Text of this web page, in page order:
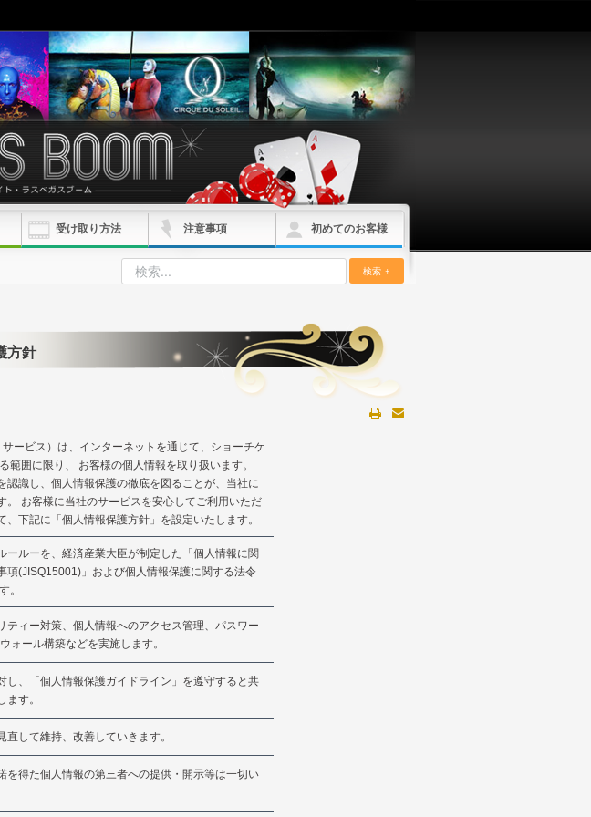
受け取り方法 注意事項 初めてのお客様
検索
方針
ービス）は、インターネットを通じて、ショーチケ
範囲に限り、 お客様の個人情報を取り扱います。
認識し、個人情報保護の徹底を図ることが、当社に
。 お客様に当社のサービスを安心してご利用いただ
下記に「個人情報保護方針」を設定いたします。
ールーを、経済産業大臣が制定した「個人情報に関
項(JISQ15001)」および個人情報保護に関する法令
。
ティー対策、個人情報へのアクセス管理、パスワー
ォール構築などを実施します。
し、「個人情報保護ガイドライン」を遵守すると共
す。
して維持、改善していきます。
を得た個人情報の第三者への提供・開示等は一切い